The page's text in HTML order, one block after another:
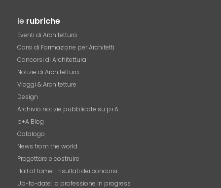
le rubriche
Eventi di Architettura
Corsi di Formazione per Architetti
Concorsi di Architettura
Notizie di Architettura
Viaggi & Architetture
Design
Archivio notizie pubblicate su p+A
p+A Blog
Catalogo
News from the world
Progettare e costruire
Hall of fame. i risultati dei concorsi
Up-to-date: la professione in progress